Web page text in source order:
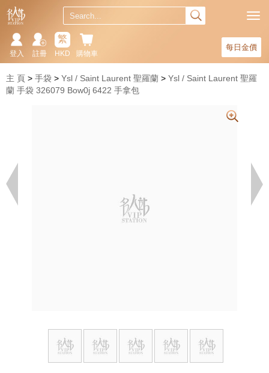
每日金價
購物車
繁
HKD
註冊
登入
主 頁 手袋 Ysl / Saint Laurent 聖羅蘭
Ysl / Saint Laurent 聖羅
蘭 手袋 326079 Bow0j 6422 手拿包